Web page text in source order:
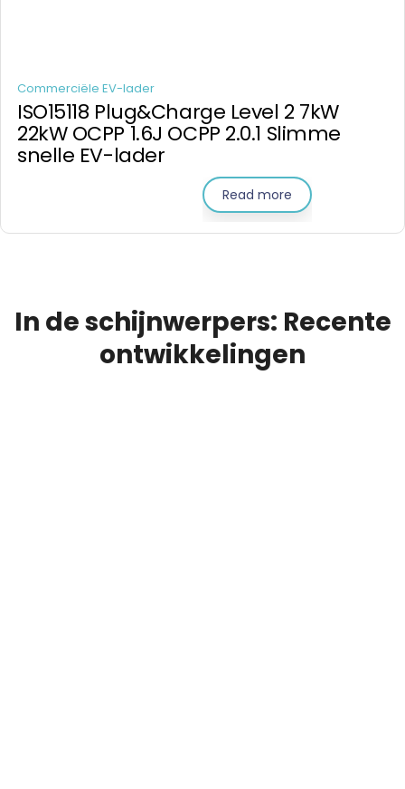
Commerciële EV-lader
ISO15118 Plug&Charge Level 2 7kW
22kW OCPP 1.6J OCPP 2.0.1 Slimme
snelle EV-lader
Read more
In de schijnwerpers: Recente
ontwikkelingen